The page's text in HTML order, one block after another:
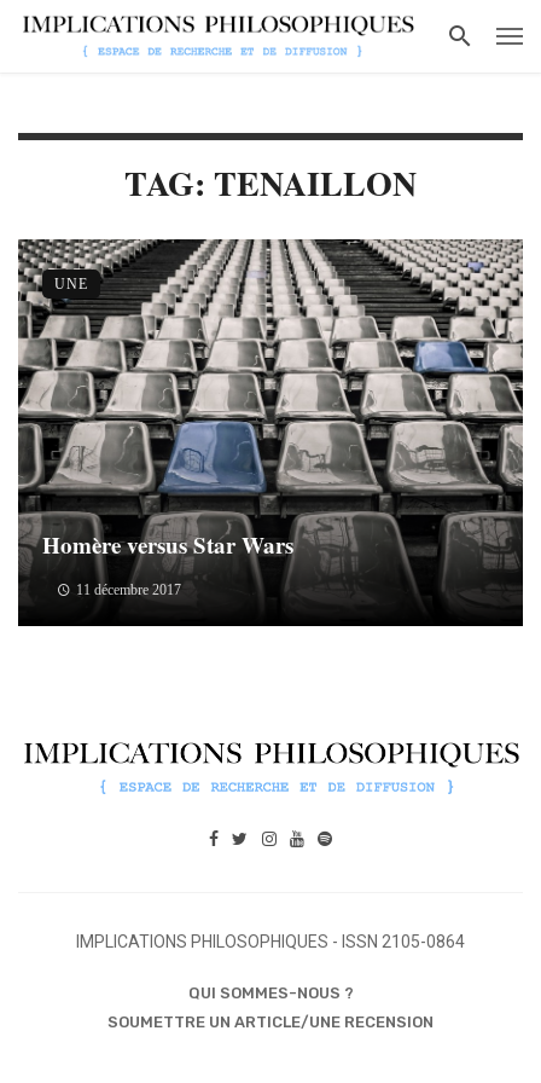
TAG: TENAILLON
Homère versus Star Wars
11 décembre 2017
UNE
IMPLICATIONS PHILOSOPHIQUES - ISSN 2105-0864
QUI SOMMES-NOUS ?
SOUMETTRE UN ARTICLE/UNE RECENSION